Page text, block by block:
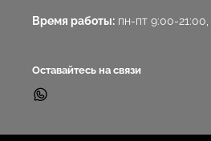
Время работы: пн-пт 9:00-
Оставайтесь на связи